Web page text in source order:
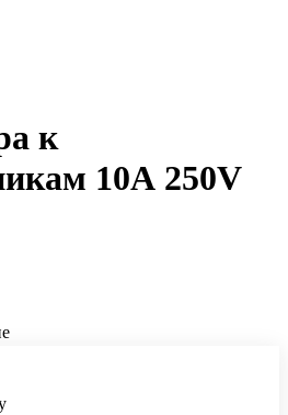
к
10А 250V